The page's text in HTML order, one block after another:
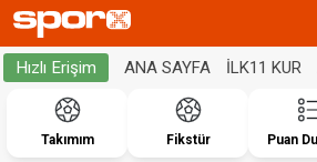
Hızlı Erişim ANA SAYFA İLK11 KUR
Takımım Fikstür Puan